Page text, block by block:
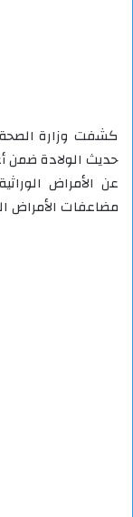
حديث الولادة ضمن
عن الأمراض
مضاعفات الأمراض